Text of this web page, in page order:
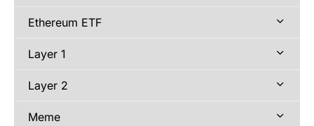
Ethereum ETF
Layer 1
Layer 2
Meme